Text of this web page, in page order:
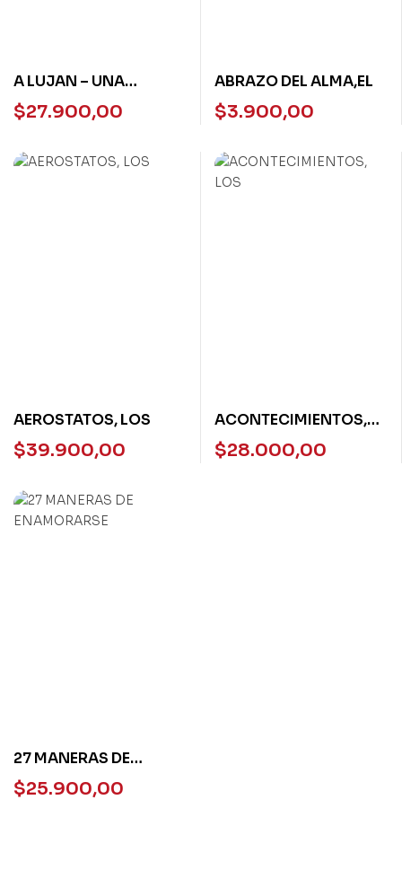
A LUJAN – UNA
NOVELA PEREGRINA
$27.900,00
ABRAZO DEL ALMA,EL
$3.900,00
AEROSTATOS, LOS
$39.900,00
ACONTECIMIENTOS,
LOS
$28.000,00
27 MANERAS DE
ENAMORARSE
$25.900,00